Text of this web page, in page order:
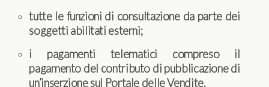
tutte le funzioni di consultazione da parte dei
soggetti abilitati esterni;
i pagamenti telematici compreso il
pagamento del contributo di pubblicazione di
un’inserzione sul Portale delle Vendite.